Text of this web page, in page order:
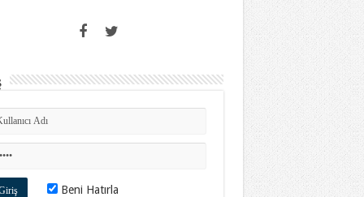
Beni Hatırla